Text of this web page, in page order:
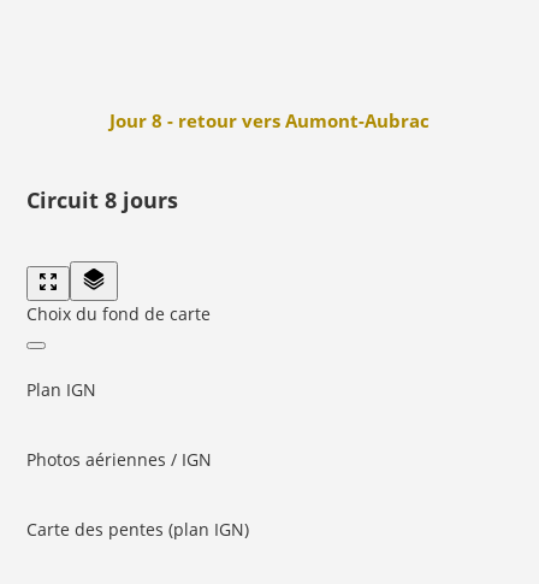
Jour 8 - retour vers Aumont-Aubrac
Circuit 8 jours
Choix du fond de carte
Plan IGN
Photos aériennes / IGN
Carte des pentes (plan IGN)